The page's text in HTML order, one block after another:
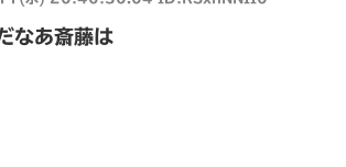
なあ斎藤は